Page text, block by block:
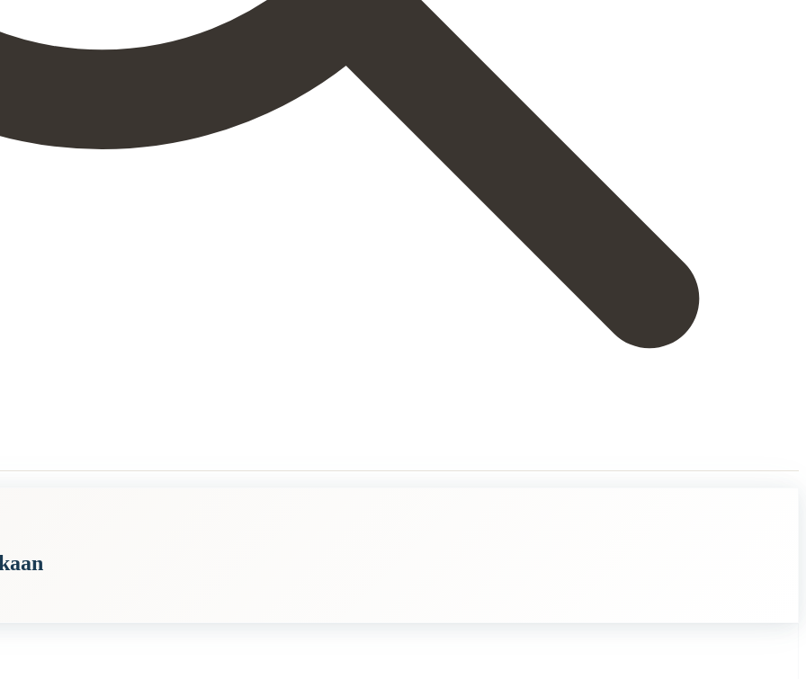
rahaa tai tavaroita, ovat valmiimpia auttamaan muita ja jakamaan omastaan, vaikka heillä itsellään ei olisikaan paljon. He voivat